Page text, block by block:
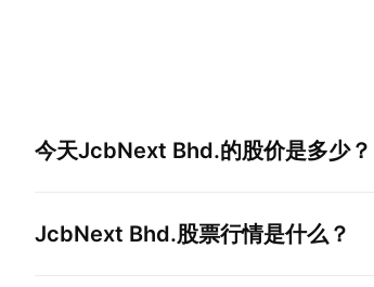
今天JcbNext Bhd.的股价是多少？
JcbNext Bhd.股票行情是什么？